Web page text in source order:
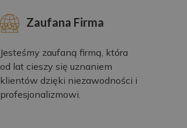
Zaufana Firma
Jesteśmy zaufaną firmą, która
od lat cieszy się uznaniem
klientów dzięki niezawodności i
profesjonalizmowi.